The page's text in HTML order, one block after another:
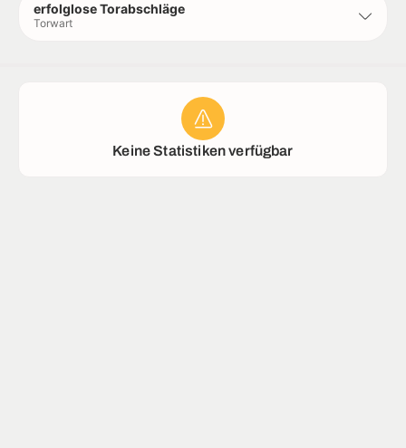
erfolglose Torabschläge
Torwart
Keine Statistiken verfügbar